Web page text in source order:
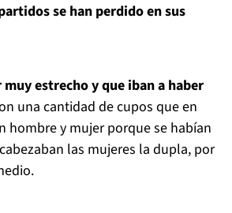
se han perdido en sus
muy estrecho y que iban a haber
una cantidad de cupos que en
hombre y mujer porque se habían
las mujeres la dupla, por